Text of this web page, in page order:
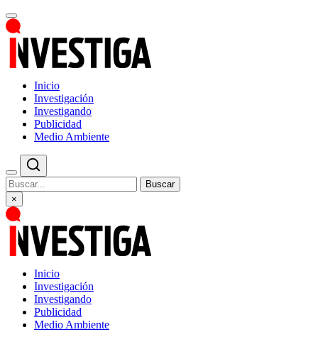
Inicio
Investigación
Investigando
Publicidad
Medio Ambiente
Buscar
×
Inicio
Investigación
Investigando
Publicidad
Medio Ambiente